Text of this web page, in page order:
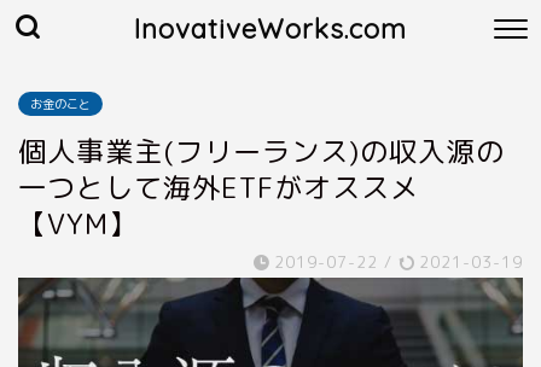
InovativeWorks.com
お金のこと
個人事業主(フリーランス)の収入源の
一つとして海外ETFがオススメ
【VYM】
2019-07-22 / 2021-03-19